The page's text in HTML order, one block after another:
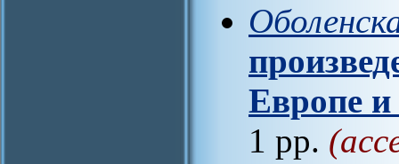
Европе
1 pp.